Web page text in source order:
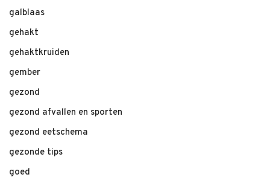
galblaas
gehakt
gehaktkruiden
gember
gezond
gezond afvallen en sporten
gezond eetschema
gezonde tips
goed